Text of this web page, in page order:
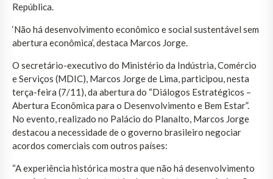
República.
‘Não há desenvolvimento econômico e social sustentável sem
abertura econômica’, destaca Marcos Jorge.
O secretário-executivo do Ministério da Indústria, Comércio
e Serviços (MDIC), Marcos Jorge de Lima, participou, nesta
terça-feira (7/11), da abertura do “Diálogos Estratégicos –
Abertura Econômica para o Desenvolvimento e Bem Estar”.
No evento, realizado no Palácio do Planalto, Marcos Jorge
destacou a necessidade de o governo brasileiro negociar
acordos comerciais com outros países:
“A experiência histórica mostra que não há desenvolvimento